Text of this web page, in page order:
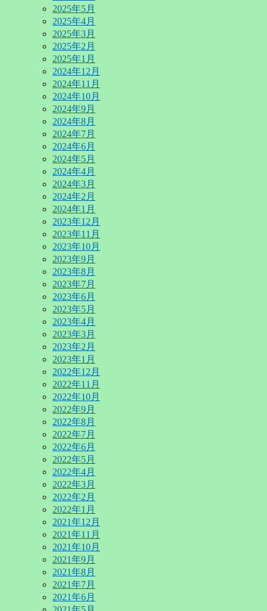
2025年5月
2025年4月
2025年3月
2025年2月
2025年1月
2024年12月
2024年11月
2024年10月
2024年9月
2024年8月
2024年7月
2024年6月
2024年5月
2024年4月
2024年3月
2024年2月
2024年1月
2023年12月
2023年11月
2023年10月
2023年9月
2023年8月
2023年7月
2023年6月
2023年5月
2023年4月
2023年3月
2023年2月
2023年1月
2022年12月
2022年11月
2022年10月
2022年9月
2022年8月
2022年7月
2022年6月
2022年5月
2022年4月
2022年3月
2022年2月
2022年1月
2021年12月
2021年11月
2021年10月
2021年9月
2021年8月
2021年7月
2021年6月